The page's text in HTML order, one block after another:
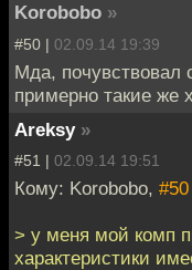
Korobobo »
#50 | 02.09.14 19:39
Мда, почувствовал
примерно такие же
Areksy »
#51 | 02.09.14 19:51
Кому: Korobobo, #50
> у меня мой комп
характеристики